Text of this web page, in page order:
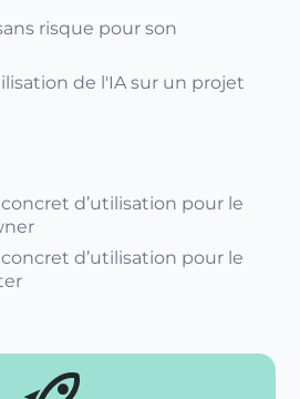
risque pour son
de l'IA sur un projet
concret d’utilisation pour le
concret d’utilisation pour le